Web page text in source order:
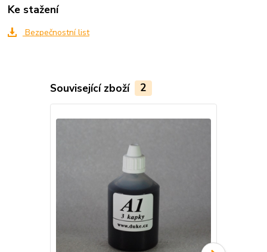
Ke stažení
Bezpečnostní list
Související zboží 2